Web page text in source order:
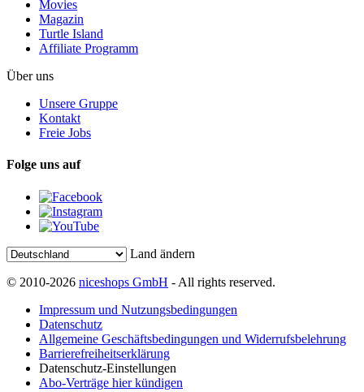
Movies
Magazin
Turtle Island
Affiliate Programm
Über uns
Unsere Gruppe
Kontakt
Freie Jobs
Folge uns auf
Land ändern
© 2010-2026 niceshops GmbH - All rights reserved.
Impressum und Nutzungsbedingungen
Datenschutz
Allgemeine Geschäftsbedingungen und Widerrufsbelehrung
Barrierefreiheitserklärung
Datenschutz-Einstellungen
Abo-Verträge hier kündigen